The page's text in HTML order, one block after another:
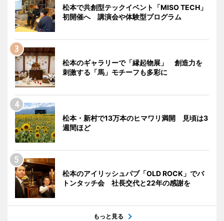
松本で共創型テックイベント「MISO TECH」
初開催へ 講演会や体験型プログラム
松本のギャラリーで「縁起物展」 創造力を
刺激する「馬」モチーフも多彩に
松本・新村で13万本のヒマワリ満開 見頃は3
週間ほど
松本のアイリッシュパブ「OLD ROCK」でバ
トンタッチ会 社長交代と22年の感謝を
もっと見る